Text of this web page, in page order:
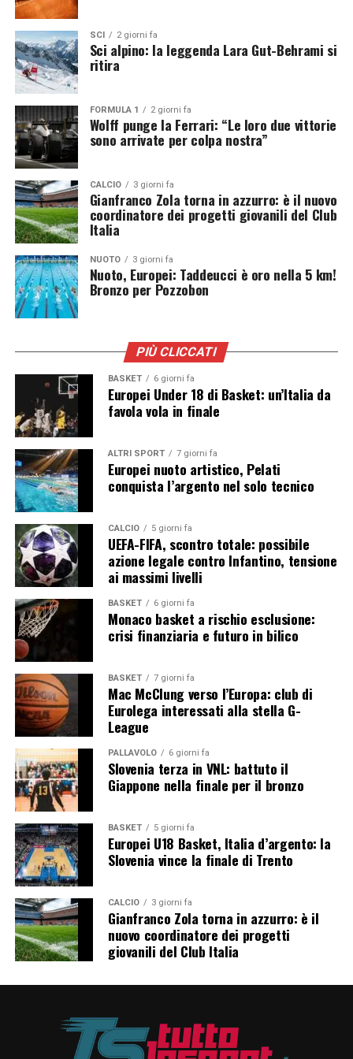
Foto diPhilip Myrtorpsu
Non è il primo tentativo di acquisizione
L’interesse degli investitori verso Racing Bulls non
rappresenta una novità. Già nella passata stagione
erano arrivate offerte vicine ai 2 miliardi di dollari,
anch’esse respinte senza esitazione. L’attrattiva della
squadra deriva anche dalla difficoltà di entrare nel
campionato mondiale di Formula 1 con una nuova
struttura. Costruire un team competitivo richiede
investimenti enormi, tempi lunghi e competenze
altamente specializzate, come dimostra il complesso
percorso affrontato dalle nuove realtà che si affacciano
rappresenterebbe quindi la strada più rapida per
entrare nel massimo campionato automobilistico.
Ferrari resta il team con il valore più alto
in Formula 1
Secondole più recenti valutazioni economiche
settore, la Ferrari si conferma il marchio con il maggiore
valore in Formula 1, stimato in circa 6,4 miliardi di
dollari. Alle spalle della Scuderia di Maranello figurano
Mercedes e McLaren, mentre Red Bull occupa la quarta
posizione. Racing Bulls si colloca invece nella fascia
immediatamente successiva, davanti ad altre realtà
storiche del paddock, confermando quanto il valore
commerciale delle squadre di Formula 1 sia cresciuto
negli ultimi anni. Il rifiuto della maxi-offerta da 3
miliardi di dollari dimostra come, per Red Bull, il valore
strategico di Racing Bulls vada ben oltre qualsiasi
proposta economica. La scuderia satellite continuerà
quindi a rappresentare un tassello fondamentale del
progetto tecnico e sportivo della casa austriaca, con
l’obiettivo di alimentare il futuro della squadra
principale e restare protagonista nel Mondiale di
Formula 1.
SCI 2 giorni fa
Sci alpino: la leggenda Lara Gut-Behrami si
ritira
FORMULA 1 2 giorni fa
Wolff punge la Ferrari: “Le loro due vittorie
sono arrivate per colpa nostra”
CALCIO 3 giorni fa
Gianfranco Zola torna in azzurro: è il nuovo
coordinatore dei progetti giovanili del Club
Italia
NUOTO 3 giorni fa
Nuoto, Europei: Taddeucci è oro nella 5 km!
Bronzo per Pozzobon
PIÙ CLICCATI
BASKET 6 giorni fa
Europei Under 18 di Basket: un’Italia da
favola vola in finale
ALTRI SPORT 7 giorni fa
Europei nuoto artistico, Pelati
conquista l’argento nel solo tecnico
CALCIO 5 giorni fa
UEFA-FIFA, scontro totale: possibile
azione legale contro Infantino, tensione
ai massimi livelli
BASKET 6 giorni fa
Monaco basket a rischio esclusione:
crisi finanziaria e futuro in bilico
BASKET 7 giorni fa
Mac McClung verso l’Europa: club di
Eurolega interessati alla stella G-
League
PALLAVOLO 6 giorni fa
Slovenia terza in VNL: battuto il
Giappone nella finale per il bronzo
BASKET 5 giorni fa
Europei U18 Basket, Italia d’argento: la
Slovenia vince la finale di Trento
CALCIO 3 giorni fa
Gianfranco Zola torna in azzurro: è il
nuovo coordinatore dei progetti
giovanili del Club Italia